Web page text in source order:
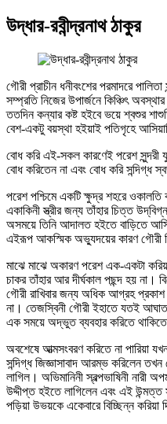
উদ্ধার-রবীন্দ্রনাথ ঠাকুর
গৌরী প্রাচীন ধনীবংশের পরমাদরে
সম্প্রতি নিজের উপার্জনে কিঞ্চিৎ
ততদিন কন্যার কষ্ট হইবে ভয়ে শ্বশুর
বেশ-একটু বয়স্থা হইয়াই পতিগৃহে
বোধ করি এই-সকল কারণেই পরেশ সুন্দরী
বোধ করিতেন না এবং বোধ করি সন্দিগ্ধ
পরেশ পশ্চিমে একটি ক্ষুদ্র শহরে
একাকিনী স্ত্রীর জন্য তাঁহার চিত্ত
অসময়ে তিনি আদালত হইতে বাড়িতে
এইরূপ আকস্মিক অভ্যুদয়ের কারণ গৌরী
মাঝে মাঝে অকারণ পরেশ এক-একটা
চাকর তাঁহার আর দীর্ঘকাল পছন্দ হয় না।
গৌরী রাখিবার জন্য অধিক আগ্রহ
না। তেজস্বিনী গৌরী ইহাতে যতই
এক সময়ে অদ্ভুত ব্যবহার করিতে
অবশেষে আত্মসংবরণ করিতে না পারিয়া
সন্দিগ্ধ জিজ্ঞাসাবাদ আরম্ভ করিলেন
লাগিল। অভিমানিনী স্বল্পভাষিনী নারী
উদ্দীপ্ত হইতে লাগিলেন এবং এই উন্মত্ত
পড়িয়া উভয়কে একেবারে বিচ্ছিন্ন করিয়া